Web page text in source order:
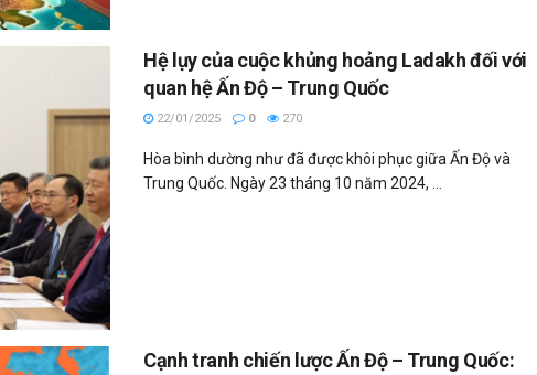
Hệ lụy của cuộc khủng hoảng Ladakh đối với
quan hệ Ấn Độ – Trung Quốc
22/01/2025 0 270
Hòa bình dường như đã được khôi phục giữa Ấn Độ và
Trung Quốc. Ngày 23 tháng 10 năm 2024, ...
Cạnh tranh chiến lược Ấn Độ – Trung Quốc: